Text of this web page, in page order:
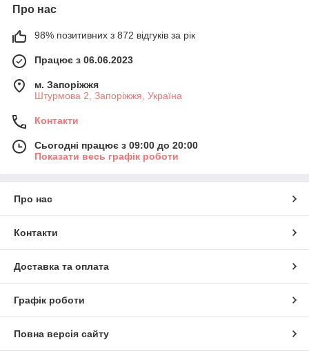
Про нас
98% позитивних з 872 відгуків за рік
Працює з 06.06.2023
м. Запоріжжя
Штурмова 2, Запоріжжя, Україна
Контакти
Сьогодні працює з 09:00 до 20:00
Показати весь графік роботи
Про нас
Контакти
Доставка та оплата
Графік роботи
Повна версія сайту